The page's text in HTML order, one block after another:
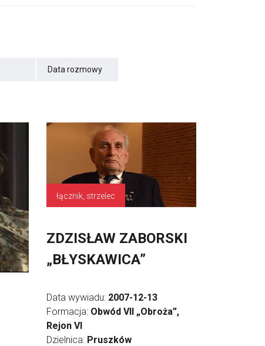
Data rozmowy
łącznik, strzelec
ZDZISŁAW ZABORSKI
„BŁYSKAWICA”
Data wywiadu: 2007-12-13
Formacja: Obwód VII „Obroża”,
Rejon VI
Dzielnica: Pruszków